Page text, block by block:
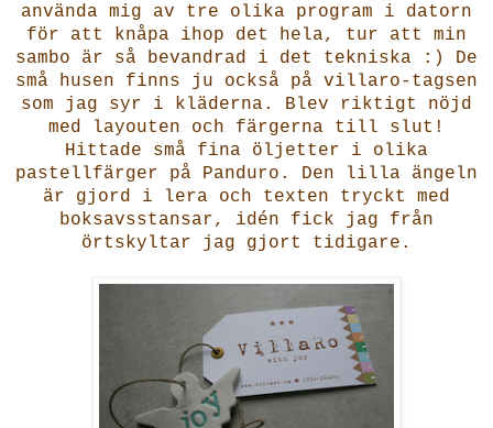
använda mig av tre olika program i datorn
för att knåpa ihop det hela, tur att min
sambo är så bevandrad i det tekniska :) De
små husen finns ju också på villaro-tagsen
som jag syr i kläderna. Blev riktigt nöjd
med layouten och färgerna till slut!
Hittade små fina öljetter i olika
pastellfärger på Panduro. Den lilla ängeln
är gjord i lera och texten tryckt med
boksavsstansar, idén fick jag från
örtskyltar jag gjort tidigare.